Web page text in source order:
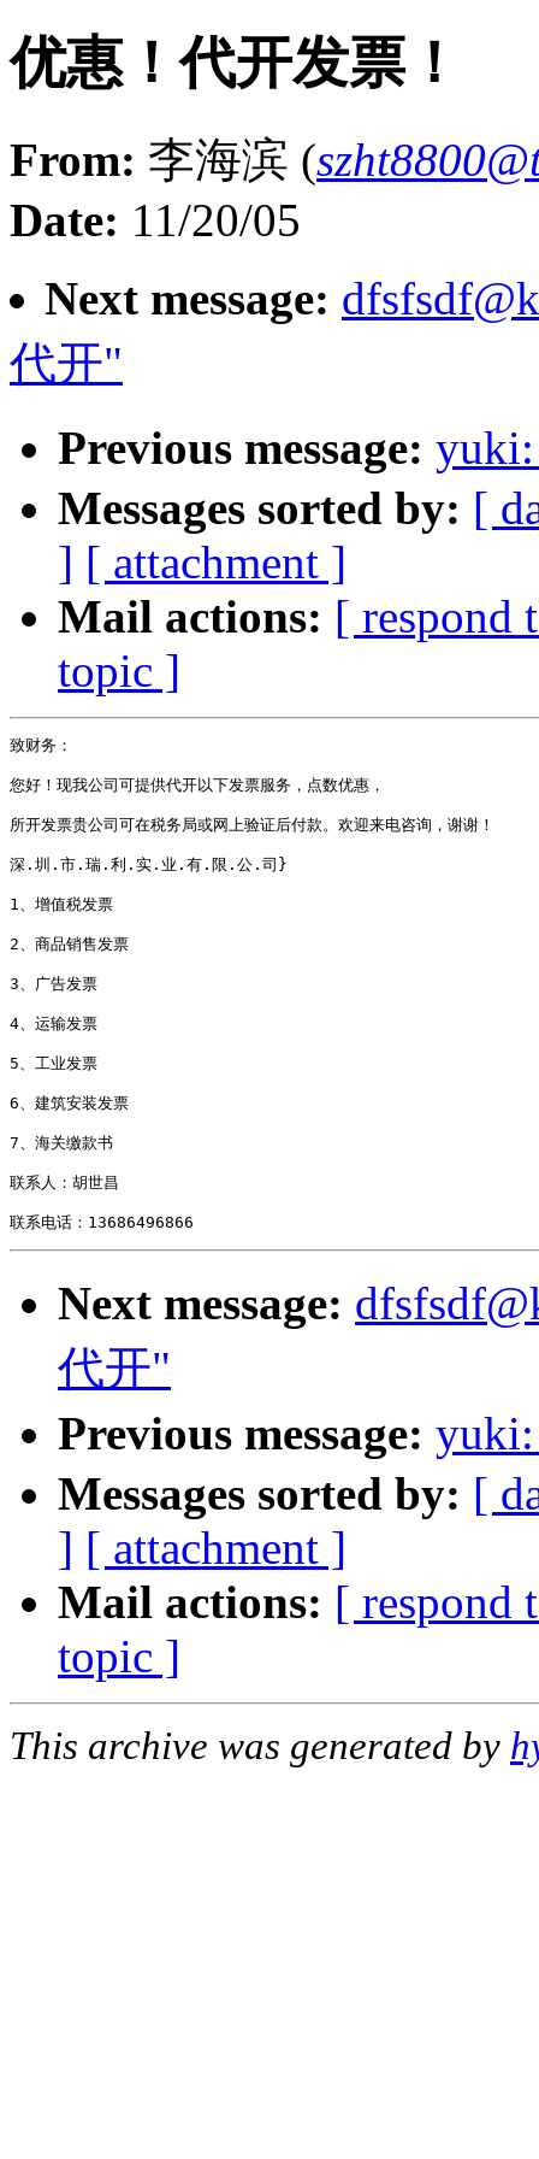
优惠！代开发票！
From: 李海滨 (
Date: 11/20/05
Next message:
代开"
Previous message:
Messages sorted by: [
] [ attachment ]
Mail actions: [ respond
topic ]
致财务：
您好！现我公司可提供代开以下发票服务，点数优惠，
所开发票贵公司可在税务局或网上验证后付款。欢迎来电咨询，谢谢！
深.圳.市.瑞.利.实.业.有.限.公.司}
1、增值税发票
2、商品销售发票
3、广告发票
4、运输发票
5、工业发票
6、建筑安装发票
7、海关缴款书
联系人：胡世昌
Next message:
代开"
Previous message:
Messages sorted by: [
] [ attachment ]
Mail actions: [ respond
topic ]
This archive was generated by